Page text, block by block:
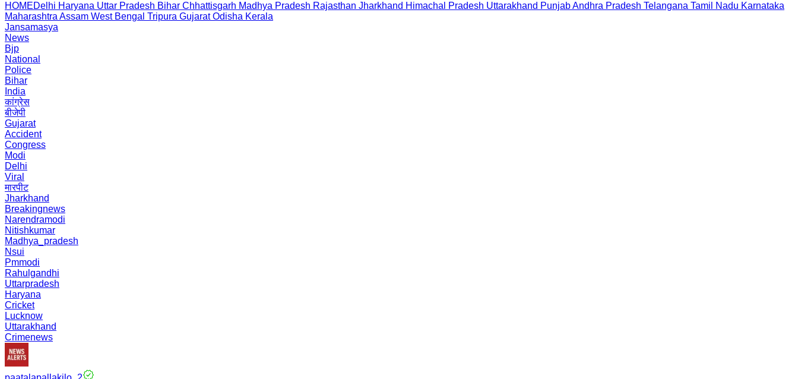
HOMEDelhi Haryana Uttar Pradesh Bihar Chhattisgarh Madhya Pradesh Rajasthan Jharkhand Himachal Pradesh Uttarakhand PunjabAndhra Pradesh Telangana Tamil Nadu Karnataka
Maharashtra Assam West Bengal Tripura Gujarat Odisha Kerala
Jansamasya
News
Bjp
National
Police
Bihar
India
कांग्रेस
बीजेपी
Gujarat
Accident
Congress
Modi
Delhi
Viral
मारपीट
Jharkhand
Breakingnews
Narendramodi
Nitishkumar
Madhya_pradesh
Nsui
Pmmodi
Rahulgandhi
Uttarpradesh
Haryana
Cricket
Lucknow
Uttarakhand
Crimenews